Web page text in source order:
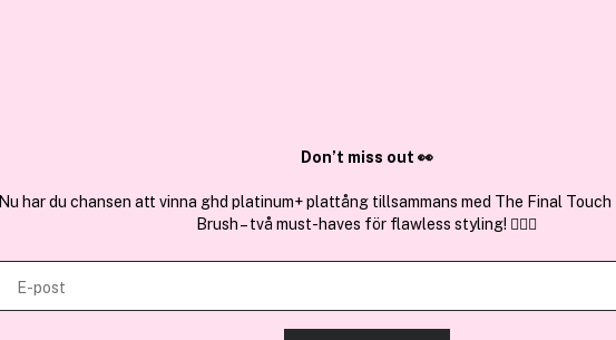
✓ Över 1,5
Color Depositing Mask
Don’t miss out 👀
Nu har du chansen att vinna ghd platinum+ plattång tillsammans med The Final
Brush – två must-haves för flawless styling! 💇‍♀️✨
E-post